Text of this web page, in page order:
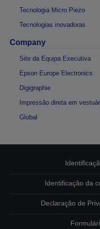
Tecnologia Micro Piezo
Tecnologias inovadoras
Company
Site da Equipa Executiva
Epson Europe Electronics
Digigraphie
Impressão direta em
Global
Identificação da
Declaração de